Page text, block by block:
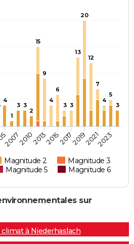
4
1
3 3
2
15
9
4
6
3 3
13
20
12
7
4
5
3
Magnitude 2
Magnitude 3
Magnitude 5 Magnitude 6
20072010201320152017201920212023
sur
climat à Niederhaslach